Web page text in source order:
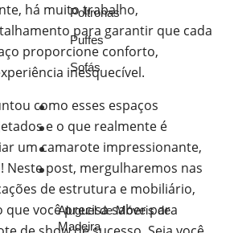
Poltronas
Puffes
Sofás
Móveis
Ar Condicionado
Octanorm
Soluções
Aluguel de Móveis de
Madeira
há muito trabalho,
para garantir que cada
proporcione conforto,
inesquecível.
como esses espaços
e o que realmente é
um camarote impressionante,
Neste post, mergulharemos nas
de estrutura e mobiliário,
você precisa saber para